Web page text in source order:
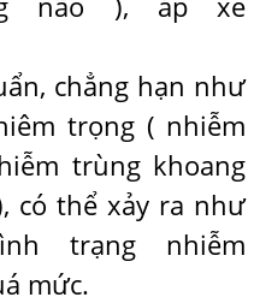
chẳng hạn như
trọng ( nhiễm
trùng khoang
có thể xảy ra như
trạng nhiễm
mức.